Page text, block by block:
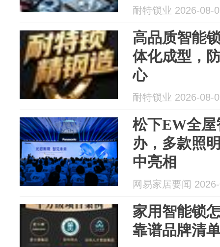
耐特锁业 2026-08-
高品质智能
体化成型，
心
耐特锁业 2026-08-
松下EW全
办，多款照
中亮相
网易家居要闻
家用智能锁
靠谱品牌清